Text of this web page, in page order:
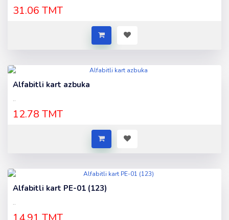
31.06 TMT
Alfabitli kart azbuka
..
12.78 TMT
Alfabitli kart PE-01 (123)
..